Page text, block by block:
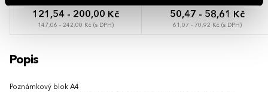
121,54 - 200,00 Kč
147,06 - 242,00 Kč (s DPH)
50,47 - 58,61 Kč
61,07 - 70,92 Kč (s DPH)
Popis
Poznámkový blok A4